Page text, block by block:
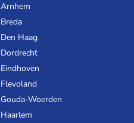
Arnhem
Breda
Den Haag
Dordrecht
Eindhoven
Flevoland
Gouda-Woerden
Haarlem